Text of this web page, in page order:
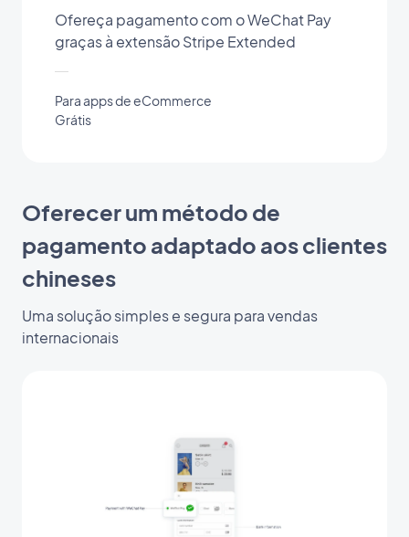
Ofereça pagamento com o WeChat Pay
graças à extensão Stripe Extended
Para apps de eCommerce
Grátis
Oferecer um método de
pagamento adaptado aos clientes
chineses
Uma solução simples e segura para vendas
internacionais